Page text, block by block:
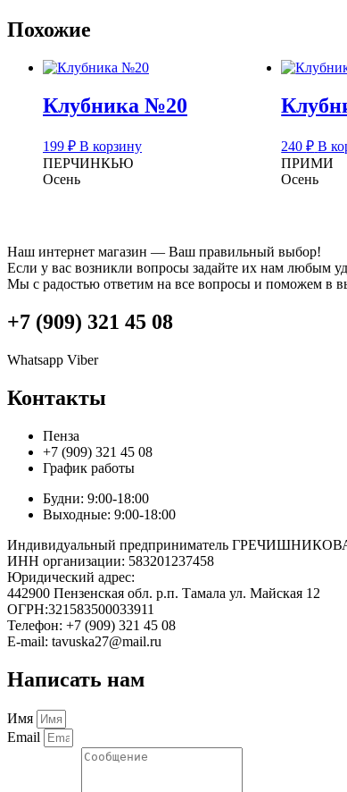
Похожие
Клубника №20
199 ₽ В корзину
ПЕРЧИНКЬЮ
Осень
240₽ В
ПРИМИ
Осень
Наш интернет магазин — Ваш правильный выбор!
Если у вас возникли вопросы задайте их нам любым
Мы с радостью ответим на все вопросы и поможем в
+7 (909) 321 45 08
Whatsapp Viber
Контакты
Пенза
+7 (909) 321 45 08
График работы
Будни: 9:00-18:00
Выходные: 9:00-18:00
Индивидуальный предприниматель
ИНН организации: 583201237458
Юридический адрес:
442900 Пензенская обл. р.п. Тамала ул. Майская 12
ОГРН:321583500033911
Телефон: +7 (909) 321 45 08
E-mail: tavuska27@mail.ru
Написать нам
Имя
Email